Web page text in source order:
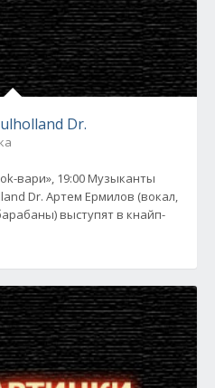
Dr.
вари», 19:00 Музыканты
Dr. Артем Ермилов (вокал,
выступят в кнайп-